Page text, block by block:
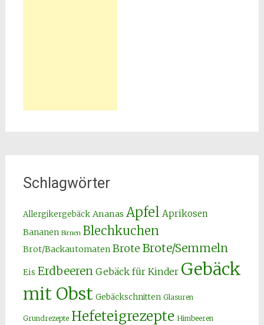
Schlagwörter
Allergikergebäck Ananas Apfel Aprikosen
Bananen Birnen Blechkuchen
Brot/Backautomaten Brote Brote/Semmeln
Eis Erdbeeren Gebäck für Kinder Gebäck
mit Obst Gebäckschnitten Glasuren
Grundrezepte Hefeteigrezepte Himbeeren